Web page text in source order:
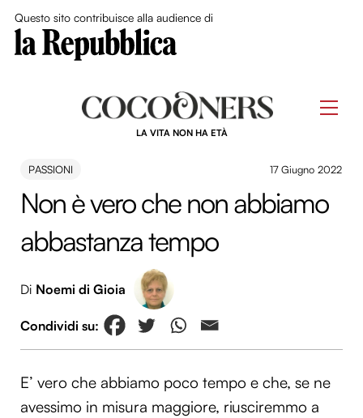
Questo sito contribuisce alla audience di
LA VITA NON HA ETÀ
PASSIONI 17 Giugno 2022
Non è vero che non abbiamo
abbastanza tempo
Di Noemi di Gioia
E’ vero che abbiamo poco tempo e che, se ne
avessimo in misura maggiore, riusciremmo a